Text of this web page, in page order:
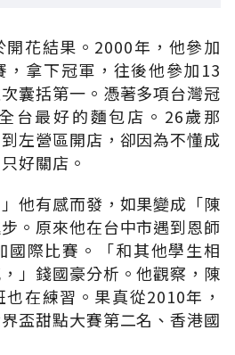
花結果。2000年，他參加
，拿下冠軍，往後他參加13
囊括第一。憑著多項台灣冠
台最好的麵包店。26歲那
左營區開店，卻因為不懂成
好關店。
他有感而發，如果變成「陳
。原來他在台中市遇到恩師
國際比賽。「和其他學生相
」錢國豪分析。他觀察，陳
在練習。果真從2010年，
盃甜點大賽第二名、香港國